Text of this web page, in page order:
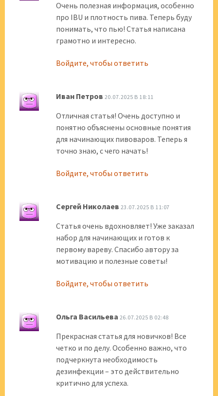
Очень полезная информация, особенно
про IBU и плотность пива. Теперь буду
понимать, что пью! Статья написана
грамотно и интересно.
Войдите, чтобы ответить
Иван Петров 20.07.2025 В 18:11
Отличная статья! Очень доступно и
понятно объяснены основные понятия
для начинающих пивоваров. Теперь я
точно знаю, с чего начать!
Войдите, чтобы ответить
Сергей Николаев 23.07.2025 В 11:07
Статья очень вдохновляет! Уже заказал
набор для начинающих и готов к
первому вареву. Спасибо автору за
мотивацию и полезные советы!
Войдите, чтобы ответить
Ольга Васильева 26.07.2025 В 02:48
Прекрасная статья для новичков! Все
четко и по делу. Особенно важно, что
подчеркнута необходимость
дезинфекции – это действительно
критично для успеха.